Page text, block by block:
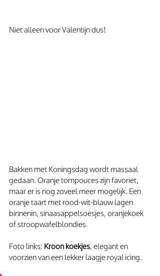
Niet alleen voor Valentijn dus!
Bakken met Koningsdag wordt massaal
gedaan. Oranje tompouces zijn favoriet,
maar er is nog zoveel meer mogelijk. Een
oranje taart met rood-wit-blauw lagen
binnenin, sinaasappelsoesjes, oranjekoek
of stroopwafelblondies.
Foto links: Kroon koekjes, elegant en
voorzien van een lekker laagje royal icing.